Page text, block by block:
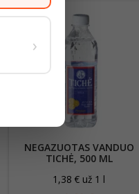
NEGAZUOTAS VANDUO
TICHĖ, 500 ML
1,38 € už 1 l
›